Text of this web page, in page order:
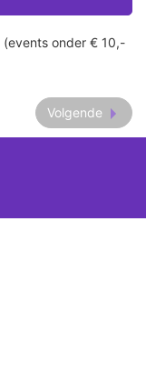
(events onder € 10,-
Volgende